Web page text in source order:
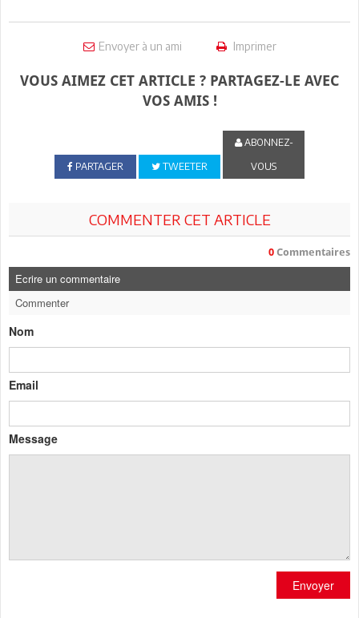
Envoyer à un ami Imprimer
VOUS AIMEZ CET ARTICLE ? PARTAGEZ-LE AVEC
VOS AMIS !
PARTAGER TWEETER
ABONNEZ-
VOUS
COMMENTER CET ARTICLE
0 Commentaires
Ecrire un commentaire
Commenter
Nom
Email
Message
Envoyer